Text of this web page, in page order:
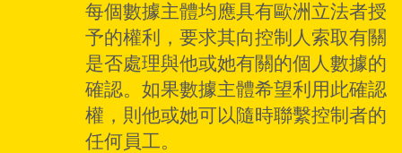
每個數據主體均應具有歐洲立法者授
予的權利，要求其向控制人索取有關
是否處理與他或她有關的個人數據的
確認。如果數據主體希望利用此確認
權，則他或她可以隨時聯繫控制者的
任何員工。